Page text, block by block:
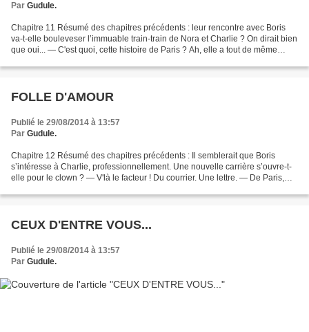
Par Gudule.
Chapitre 11 Résumé des chapitres précédents : leur rencontre avec Boris
va-t-elle bouleveser l’immuable train-train de Nora et Charlie ? On dirait bien
que oui... — C'est quoi, cette histoire de Paris ? Ah, elle a tout de même
FOLLE D'AMOUR
Publié le 29/08/2014 à 13:57
Par Gudule.
Chapitre 12 Résumé des chapitres précédents : Il semblerait que Boris
s’intéresse à Charlie, professionnellement. Une nouvelle carrière s’ouvre-t-
elle pour le clown ? — V'là le facteur ! Du courrier. Une lettre. — De Paris,
CEUX D'ENTRE VOUS...
Publié le 29/08/2014 à 13:57
Par Gudule.